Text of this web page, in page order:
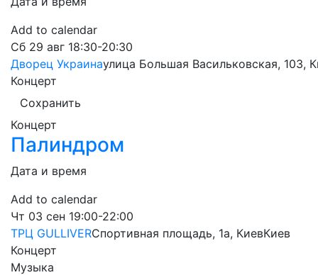
Add to calendar
Сб 29 авг 18:30-20:30
Дворец Украинаулица Большая Васильковская, 103,
Концерт
Сохранить
Концерт
Палиндром
Дата и время
Add to calendar
Чт 03 сен 19:00-22:00
ТРЦ GULLIVERСпортивная площадь, 1a, КиевКиев
Концерт
Музыка